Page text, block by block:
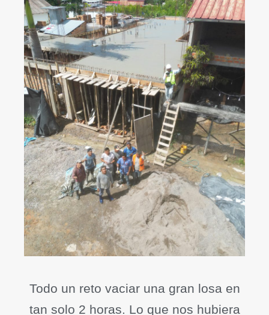
Todo un reto vaciar una gran losa en
tan solo 2 horas. Lo que nos hubiera